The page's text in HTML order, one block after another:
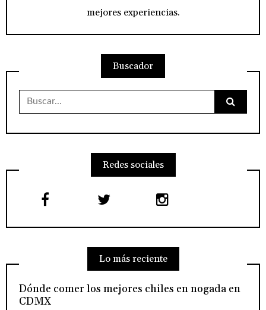
mejores experiencias.
Buscador
Buscar:
Redes sociales
Lo más reciente
Dónde comer los mejores chiles en nogada en
CDMX